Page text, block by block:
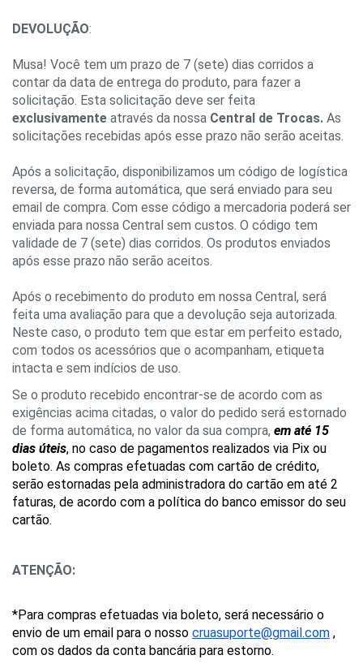
DEVOLUÇÃO:
Musa! Você tem um prazo de 7 (sete) dias corridos a
contar da data de entrega do produto, para fazer a
exclusivamente através da nossa Central de Trocas. As
solicitações recebidas após esse prazo não serão aceitas.
Após a solicitação, disponibilizamos um código de logística
reversa, de forma automática, que será enviado para seu
email de compra. Com esse código a mercadoria poderá ser
enviada para nossa Central sem custos. O código tem
validade de 7 (sete) dias corridos. Os produtos enviados
após esse prazo não serão aceitos.
Após o recebimento do produto em nossa Central, será
feita uma avaliação para que a devolução seja autorizada.
Neste caso, o produto tem que estar em perfeito estado,
com todos os acessórios que o acompanham, etiqueta
intacta e sem indícios de uso.
Se o produto recebido encontrar-se de acordo com as
exigências acima citadas, o valor do pedido será estornado
de forma automática, no valor da sua compra, em até 15
dias úteis, no caso de pagamentos realizados via Pix ou
boleto. As compras efetuadas com cartão de crédito,
serão estornadas pela administradora do cartão em até 2
faturas, de acordo com a política do banco emissor do seu
cartão.
ATENÇÃO:
*Para compras efetuadas via boleto, será necessário o
envio de um email para o nosso cruasuporte@gmail.com ,
com os dados da conta bancária para estorno.